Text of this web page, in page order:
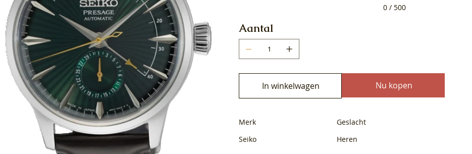
0 / 500
Aantal
In winkelwagen Nu kopen
Merk
Seiko
Geslacht
Heren